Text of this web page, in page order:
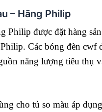
– Hãng Philip
Philip được đặt hàng
Các bóng đèn cwf
năng lượng tiêu thụ
cho tủ so màu áp